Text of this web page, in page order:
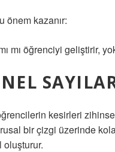
önem kazanır:
mı öğrenciyi geliştirir,
kesirleri
bir çizgi üzerinde